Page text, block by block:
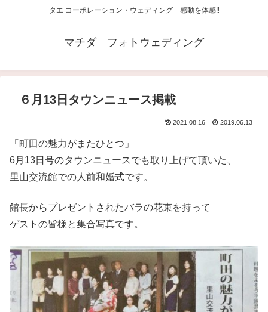
タエ コーポレーション・ウェディング 感動を体感‼
マチダ フォトウェディング
６月13日タウンニュース掲載
2021.08.16 2019.06.13
「町田の魅力がまたひとつ」
6月13日号のタウンニュースでも取り上げて頂いた、
里山交流館での人前和婚式です。
館長からプレゼントされたバラの花束を持って
ゲストの皆様と集合写真です。